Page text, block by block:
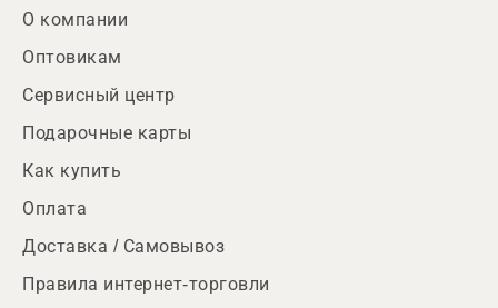
О компании
Оптовикам
Сервисный центр
Подарочные карты
Как купить
Оплата
Доставка / Самовывоз
Правила интернет-торговли